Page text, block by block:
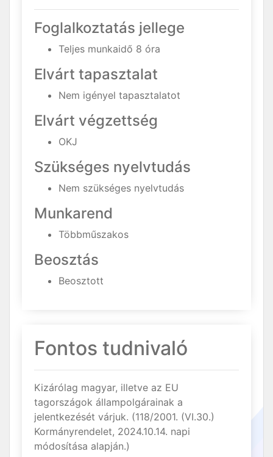
Foglalkoztatás jellege
Teljes munkaidő 8 óra
Elvárt tapasztalat
Nem igényel tapasztalatot
Elvárt végzettség
OKJ
Szükséges nyelvtudás
Nem szükséges nyelvtudás
Munkarend
Többműszakos
Beosztás
Beosztott
Fontos tudnivaló
Kizárólag magyar, illetve az EU
tagországok állampolgárainak a
jelentkezését várjuk. (118/2001. (VI.30.)
Kormányrendelet, 2024.10.14. napi
módosítása alapján.)